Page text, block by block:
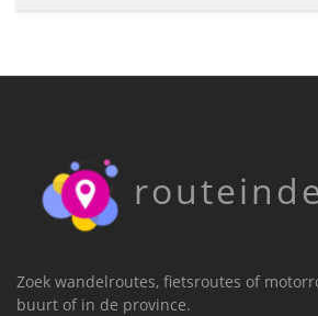
Zoek wandelroutes, fietsroutes of
buurt of in de province.